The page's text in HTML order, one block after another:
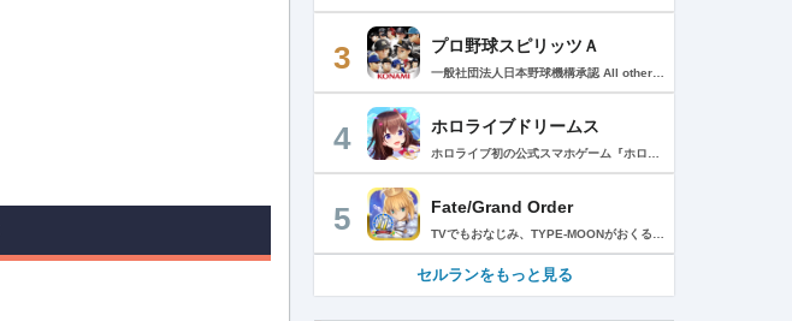
3 プロ野球スピリッツＡ
4 ホロライブドリームス
5 Fate/Grand Order
セルランをもっと見る